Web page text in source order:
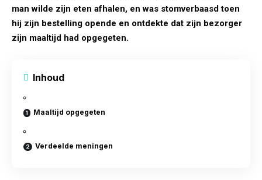
man wilde zijn eten afhalen, en was stomverbaasd toen
hij zijn bestelling opende en ontdekte dat zijn bezorger
zijn maaltijd had opgegeten.
Inhoud
Maaltijd opgegeten
Verdeelde meningen